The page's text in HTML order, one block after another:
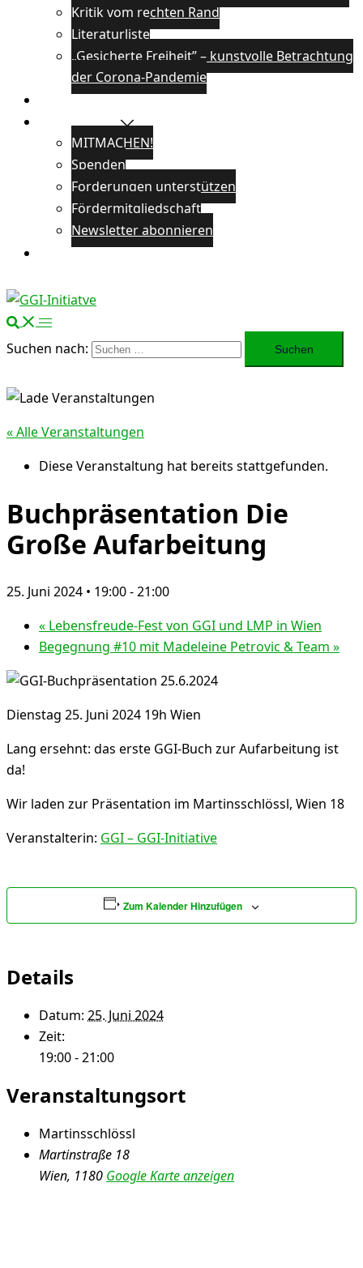
Kritik vom rechten Rand
Literaturliste
„Gesicherte Freiheit” – kunstvolle Betrachtung
der Corona-Pandemie
Veranstaltungen
Unterstützen
MITMACHEN!
Spenden
Forderungen unterstützen
Fördermitgliedschaft
Newsletter abonnieren
Öffentlichkeitsarbeit
Suchen nach:
« Alle Veranstaltungen
Diese Veranstaltung hat bereits stattgefunden.
Buchpräsentation Die
Große Aufarbeitung
25. Juni 2024 • 19:00-21:00
« Lebensfreude-Fest von GGI und LMP in Wien
Begegnung #10 mit Madeleine Petrovic & Team »
Dienstag 25. Juni 2024 19h Wien
Lang ersehnt: das erste GGI-Buch zur Aufarbeitung ist
da!
Wir laden zur Präsentation im Martinsschlössl, Wien 18
Veranstalterin: GGI – GGI-Initiative
Zum Kalender Hinzufügen
Details
Datum: 25. Juni 2024
Zeit:
19:00 - 21:00
Veranstaltungsort
Martinsschlössl
Martinstraße 18
Wien, 1180 Google Karte anzeigen